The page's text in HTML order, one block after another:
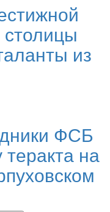
столицы
из
ФСБ
на